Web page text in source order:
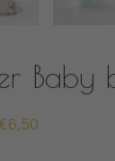
Baby